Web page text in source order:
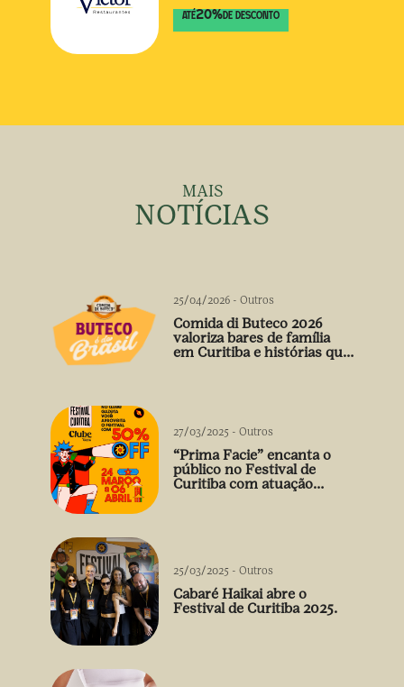
ATÉ20% DE DESCONTO
MAIS
NOTÍCIAS
25/04/2026 - Outros
Comida di Buteco 2026
valoriza bares de família
em Curitiba e histórias que
27/03/2025 - Outros
“Prima Facie” encanta o
público no Festival de
Curitiba com atuação
25/03/2025 - Outros
Cabaré Haikai abre o
Festival de Curitiba 2025.